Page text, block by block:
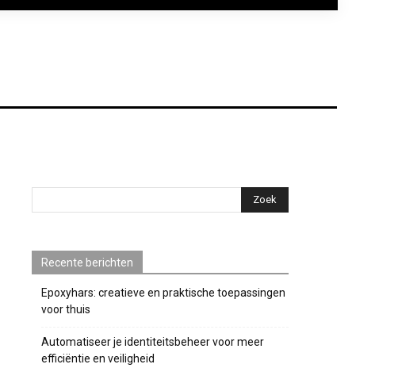
Recente berichten
Epoxyhars: creatieve en praktische toepassingen
voor thuis
Automatiseer je identiteitsbeheer voor meer
efficiëntie en veiligheid